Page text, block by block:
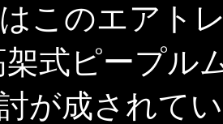
このエアト
架式ピープル
が成されて